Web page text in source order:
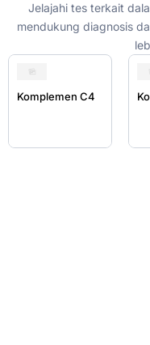
Jelajahi tes terkait
mendukung diagnosis
Komplemen C4